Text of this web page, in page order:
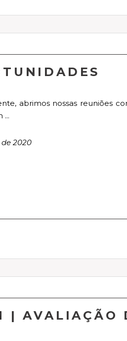
abrimos nossas reuniões
...
de 2020
| AVALIAÇÃO